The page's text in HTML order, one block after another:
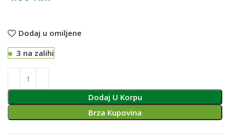
Dodaj u omiljene
3 na zalihi
Dodaj U Korpu
Brza Kupovina